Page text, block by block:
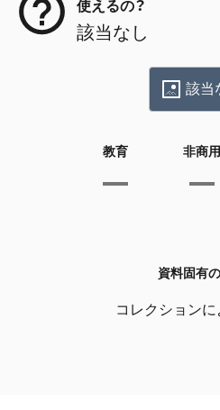
使えるの？
該当なし
該当
教育 非商用
資料固有
コレクション